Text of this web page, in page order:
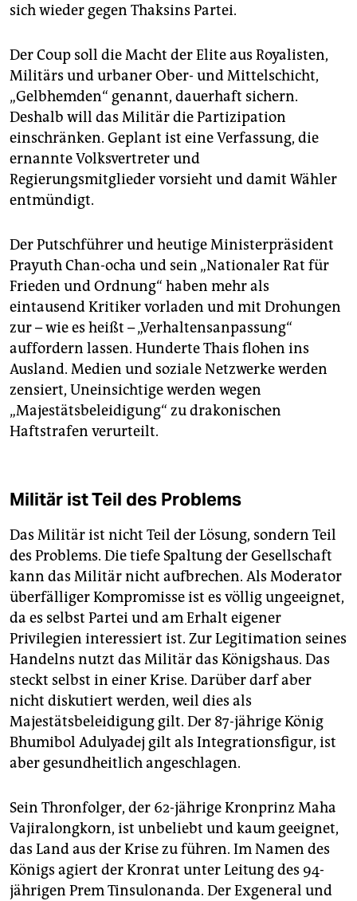
sich wieder gegen Thaksins Partei.
Der Coup soll die Macht der Elite aus Royalisten,
Militärs und urbaner Ober- und Mittelschicht,
„Gelbhemden“ genannt, dauerhaft sichern.
Deshalb will das Militär die Partizipation
einschränken. Geplant ist eine Verfassung, die
ernannte Volksvertreter und
Regierungsmitglieder vorsieht und damit Wähler
entmündigt.
Der Putschführer und heutige Ministerpräsident
Prayuth Chan-ocha und sein „Nationaler Rat für
Frieden und Ordnung“ haben mehr als
eintausend Kritiker vorladen und mit Drohungen
zur – wie es heißt – „Verhaltensanpassung“
auffordern lassen. Hunderte Thais flohen ins
Ausland. Medien und soziale Netzwerke werden
zensiert, Uneinsichtige werden wegen
„Majestätsbeleidigung“ zu drakonischen
Haftstrafen verurteilt.
Militär ist Teil des Problems
Das Militär ist nicht Teil der Lösung, sondern Teil
des Problems. Die tiefe Spaltung der Gesellschaft
kann das Militär nicht aufbrechen. Als Moderator
überfälliger Kompromisse ist es völlig ungeeignet,
da es selbst Partei und am Erhalt eigener
Privilegien interessiert ist. Zur Legitimation seines
Handelns nutzt das Militär das Königshaus. Das
steckt selbst in einer Krise. Darüber darf aber
nicht diskutiert werden, weil dies als
Majestätsbeleidigung gilt. Der 87-jährige König
Bhumibol Adulyadej gilt als Integrationsfigur, ist
aber gesundheitlich angeschlagen.
Sein Thronfolger, der 62-jährige Kronprinz Maha
Vajiralongkorn, ist unbeliebt und kaum geeignet,
das Land aus der Krise zu führen. Im Namen des
Königs agiert der Kronrat unter Leitung des 94-
jährigen Prem Tinsulonanda. Der Exgeneral und